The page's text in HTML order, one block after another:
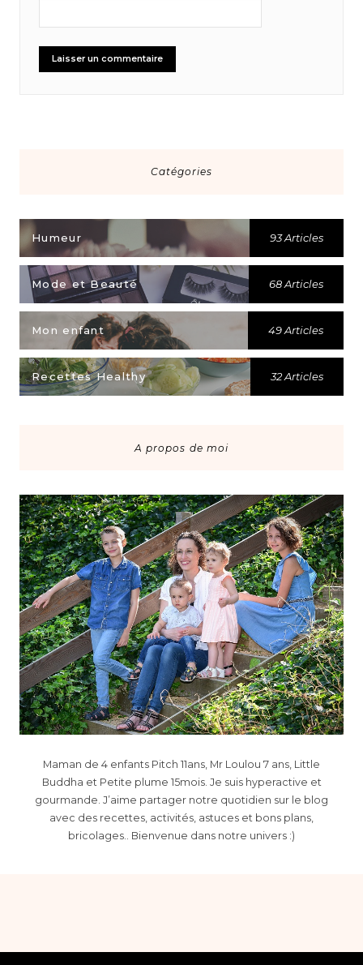
Catégories
Humeur 93 Articles
Mode et Beauté 68 Articles
Mon enfant 49 Articles
Recettes Healthy 32 Articles
A propos de moi
Maman de 4 enfants Pitch 11ans, Mr Loulou 7 ans, Little
Buddha et Petite plume 15mois. Je suis hyperactive et
gourmande. J’aime partager notre quotidien sur le blog
avec des recettes, activités, astuces et bons plans,
bricolages.. Bienvenue dans notre univers :)